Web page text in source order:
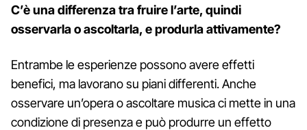
C’è una differenza tra fruire l’arte, quindi
osservarla o ascoltarla, e produrla attivamente?
Entrambe le esperienze possono avere effetti
benefici, ma lavorano su piani differenti. Anche
osservare un’opera o ascoltare musica ci mette in una
condizione di presenza e può produrre un effetto